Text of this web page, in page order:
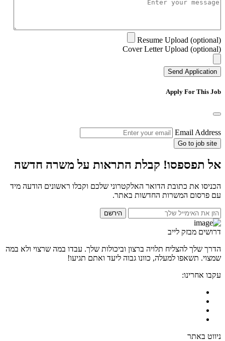
Resume Upload (optional)
Cover Letter Upload (optional)
Send Application
Apply For This Job
Email Address
Go to job site
אל תפספסו! קבלת התראות על משרה חדשה
הכניסו את כתובת הדואר האלקטרוני שלכם וקבלו ראשונים הודעה מיד
עם פרסום המשרות החדשות באתר.
הירשם
דרושים מבזק לייב
הדרך שלך להצליח תלויה ברצון וביכולות שלך. עבדו במה שרצוי ולא במה
שמצוי. תשאפו למעלה, כוונו גבוה ליעד ואתם תגיעו!
עקבו אחרינו:
ניווט באתר